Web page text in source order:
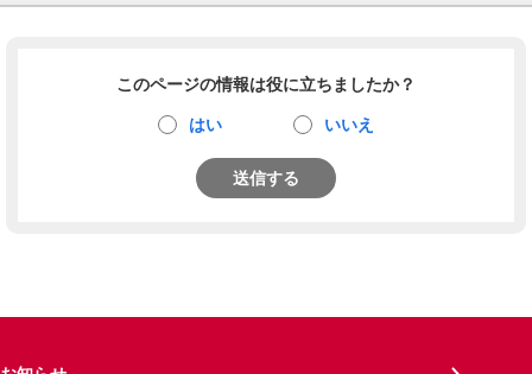
このページの情報は役に立ちましたか？
はい いいえ
送信する